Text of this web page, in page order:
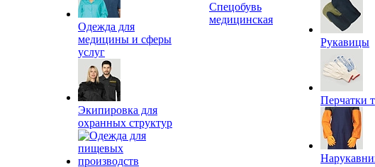
Одежда для
медицины и сферы
услуг
Экипировка для
охранных структур
Спецобувь
медицинская
Рукавицы
Перчатки